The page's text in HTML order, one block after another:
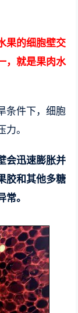
果的细胞壁交
，就是果肉水
条件下，细胞
。
会迅速膨胀并
胶和其他多糖
。